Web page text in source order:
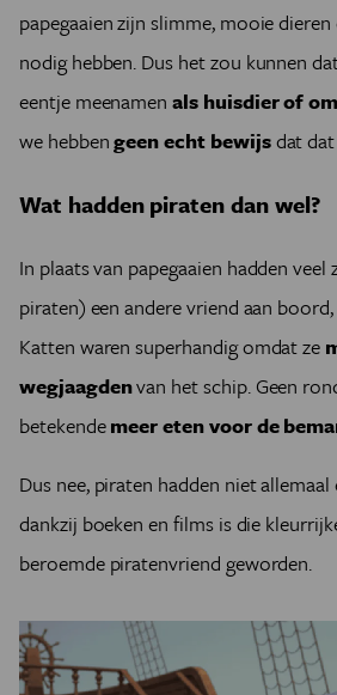
papegaaien zijn slimme, mooie
nodig hebben. Dus het zou kunnen
eentje meenamenals huisdier of
we hebbengeen echt bewijsdat dat
Wat hadden piraten dan wel?
In plaats van papegaaien hadden
piraten) een andere vriend aan
Katten waren superhandig omdat ze
wegjaagdenvan het schip. Geen
betekendemeer eten voor de
Dus nee, piraten hadden niet allemaal
dankzij boeken en films is die
beroemde piratenvriend geworden.